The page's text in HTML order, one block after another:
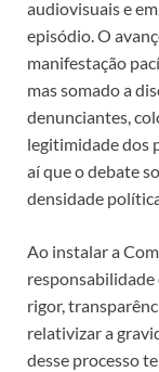
audiovisuais e
episódio. O
manifestação
mas somado a
denunciantes,
legitimidade dos
aí que o debate
densidade
Ao instalar a
responsabilidade
rigor,
relativizar a
desse processo